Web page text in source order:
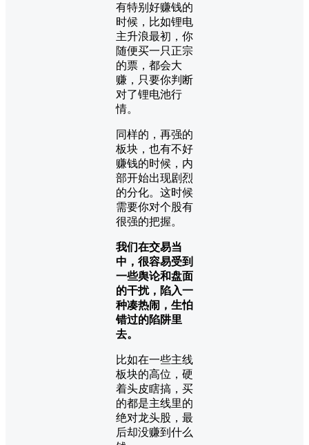
有特别好赚钱的
时候，比如锂电
主升浪最初，你
随便买一只正宗
的票，都会大
赚，只要你判断
对了锂电池行
情。
同样的，再强的
板块，也有不好
赚钱的时候，内
部开始出现剧烈
的分化。这时候
需要你对个股有
很强的把握。
我们在交易当
中，很容易受到
一些舆论和盘面
的干扰，陷入一
种凑热闹，生怕
错过的陷阱里
去。
比如在一些主线
板块的高位，硬
着头皮瞎搞，买
的都是主线里的
绝对龙头股，最
后却没赚到什么